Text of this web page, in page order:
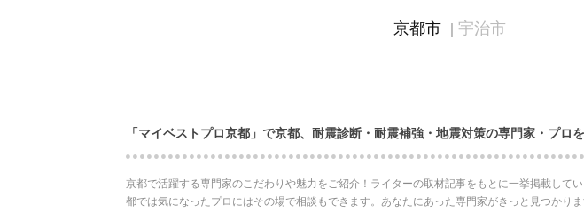
京都市 宇治市
「マイベストプロ京都」で京都、耐震診断・耐震補強・地震対策の専門家・プロ
京都で活躍する専門家のこだわりや魅力をご紹介！ライターの取材記事をもとに一挙掲載し
都では気になったプロにはその場で相談もできます。あなたにあった専門家がきっと見つかり